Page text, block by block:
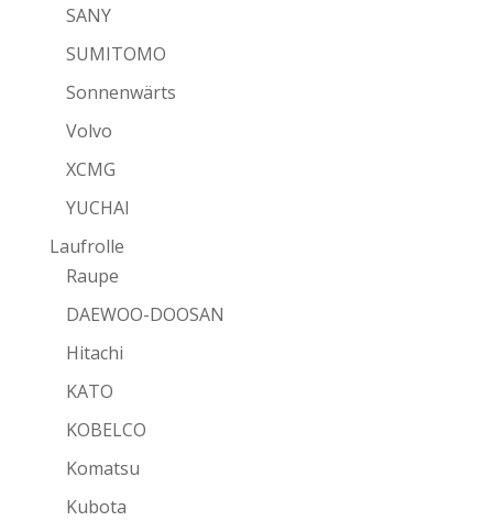
SANY
SUMITOMO
Sonnenwärts
Volvo
XCMG
YUCHAI
Laufrolle
Raupe
DAEWOO-DOOSAN
Hitachi
KATO
KOBELCO
Komatsu
Kubota